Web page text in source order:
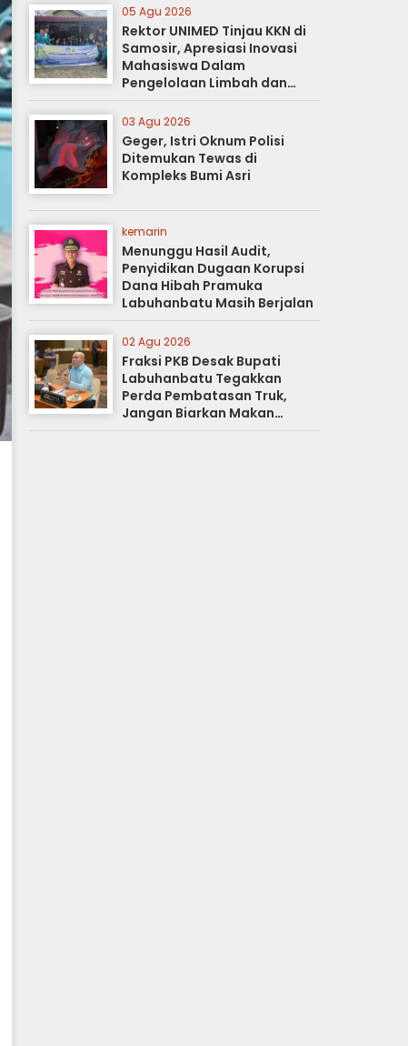
05 Agu 2026
Rektor UNIMED Tinjau KKN di
Samosir, Apresiasi Inovasi
Mahasiswa Dalam
Pengelolaan Limbah dan
Pertanian Ramah Lingkungan
03 Agu 2026
Geger, Istri Oknum Polisi
Ditemukan Tewas di
Kompleks Bumi Asri
kemarin
Menunggu Hasil Audit,
Penyidikan Dugaan Korupsi
Dana Hibah Pramuka
Labuhanbatu Masih Berjalan
02 Agu 2026
Fraksi PKB Desak Bupati
Labuhanbatu Tegakkan
Perda Pembatasan Truk,
Jangan Biarkan Makan
Korban